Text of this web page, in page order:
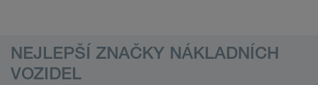
NEJLEPŠÍ ZNAČKY NÁKLADNÍCH
VOZIDEL